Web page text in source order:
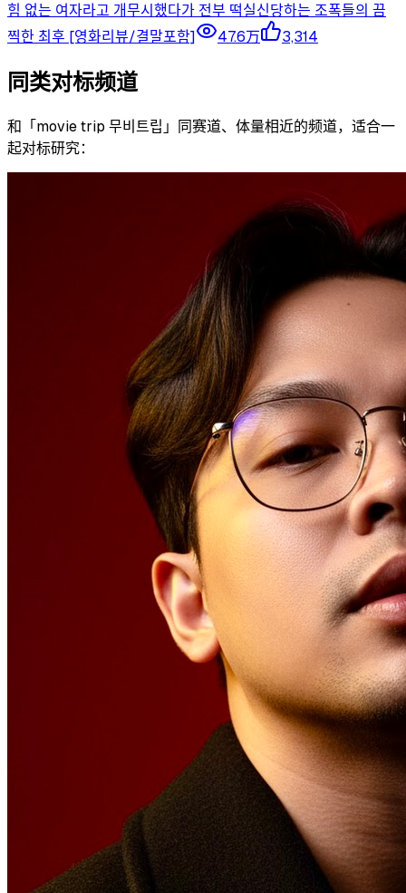
힘 없는 여자라고 개무시했다가 전부 떡실신당하는 조폭들의 끔
찍한 최후 [영화리뷰/결말포함]
47.6万 3,314
同类对标频道
和「movie trip 무비트립 」同赛道、体量相近的频道，适合一
起对标研究：